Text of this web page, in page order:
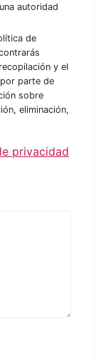
autoridad
de
y el
parte de
sobre
eliminación,
privacidad